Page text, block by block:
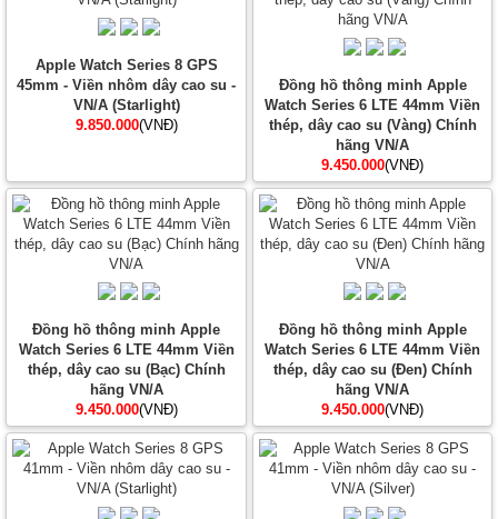
Apple Watch Series 8 GPS
45mm - Viền nhôm dây cao su -
VN/A (Starlight)
9.850.000(VNĐ)
Đồng hồ thông minh Apple
Watch Series 6 LTE 44mm Viền
thép, dây cao su (Vàng) Chính
hãng VN/A
9.450.000(VNĐ)
Đồng hồ thông minh Apple
Watch Series 6 LTE 44mm Viền
thép, dây cao su (Bạc) Chính
hãng VN/A
9.450.000(VNĐ)
Đồng hồ thông minh Apple
Watch Series 6 LTE 44mm Viền
thép, dây cao su (Đen) Chính
hãng VN/A
9.450.000(VNĐ)